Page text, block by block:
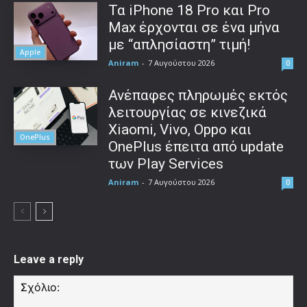
Apple
Τα iPhone 18 Pro και Pro
Max έρχονται σε ένα μήνα
με “απλησίαστη” τιμή!
Aniram - 7 Αυγούστου 2026 0
OnePlus
Ανέπαφες πληρωμές εκτός
λειτουργίας σε κινεζικά
Xiaomi, Vivo, Oppo και
OnePlus έπειτα από update
των Play Services
Aniram - 7 Αυγούστου 2026 0
Leave a reply